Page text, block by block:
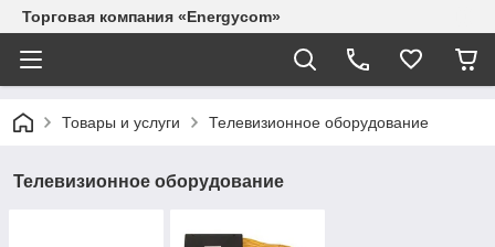
Торговая компания «Energycom»
Товары и услуги Телевизионное оборудование
Телевизионное оборудование